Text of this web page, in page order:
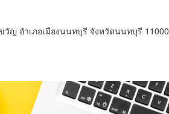
ญ อำเภอเมืองนนทบุรี จังหวัดนนทบุรี 11000